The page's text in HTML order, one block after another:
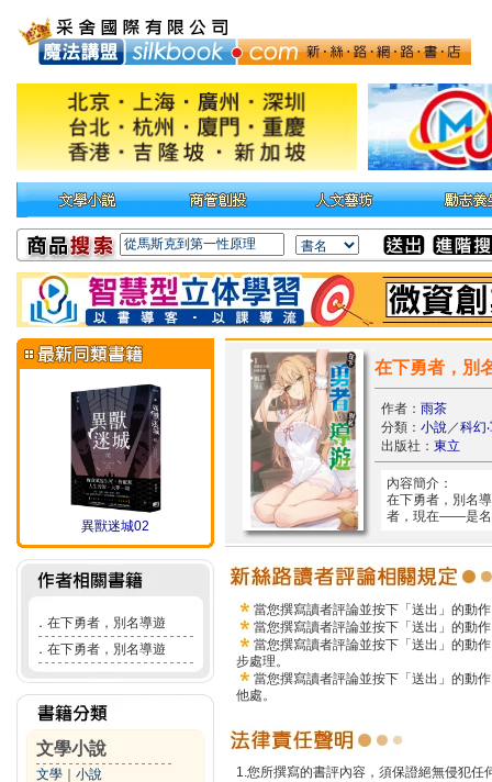
異獸迷城02
． 在下勇者，別名導遊
． 在下勇者，別名導遊
文學小說
文學 小說
在下勇者，別
作者： 雨茶
分類： 小說／科幻
出版社： 東立
內容簡介：
在下勇者，別名
者，現在——是名
當您撰寫讀者評論並按下「送出」的動
當您撰寫讀者評論並按下「送出」的動
當您撰寫讀者評論並按下「送出」的動
步處理。
當您撰寫讀者評論並按下「送出」的動
他處。
1.您所撰寫的書評內容，須保證絕無侵犯